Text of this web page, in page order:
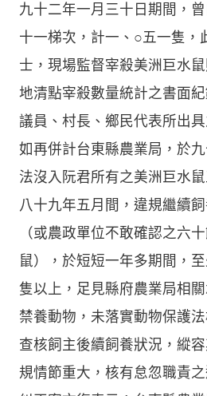
九十二年一月三十日期間，
十一梯次，計一、○五一隻，
士，現場監督宰殺美洲巨水
地清點宰殺數量統計之書面
議員、村長、鄉民代表所出
如再併計台東縣農業局，於
法沒入阮君所有之美洲巨水
八十九年五月間，違規繼續
（或農政單位不敢確認之六
鼠），於短短一年多期間，
隻以上，足見縣府農業局相
禁養動物，未落實動物保護
查核飼主後續飼養狀況，縱
規情節重大，核有怠忽職責之